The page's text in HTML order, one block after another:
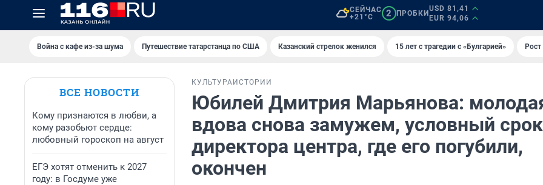
СЕЙЧАС
+21°C
2 ПРОБКИ
USD 81,41
EUR 94,06
Война с кафе из-за шума Путешествие татарстанца по США Казанский стрелок женился 15 лет с трагедии с «Булгарией»
ВСЕ НОВОСТИ
Кому признаются в любви, а
кому разобьют сердце:
любовный гороскоп на август
ЕГЭ хотят отменить к 2027
году: в Госдуме уже
КУЛЬТУРА ИСТОРИИ
Юбилей Дмитрия Марьянова:
вдова снова замужем, условный срок
директора центра, где его погубили,
окончен